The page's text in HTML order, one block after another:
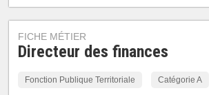
FICHE MÉTIER
Directeur des finances
Fonction Publique Territoriale Catégorie A